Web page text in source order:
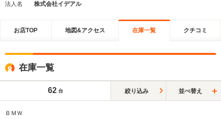
法人名
株式会社イデアル
お店TOP 地図&アクセス 在庫一覧 クチコミ
在庫一覧
62 台 絞り込み 並べ替え
ＢＭＷ